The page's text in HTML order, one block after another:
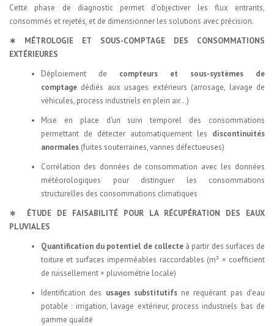
Cette phase de diagnostic permet d'objectiver les flux entrants,
consommés et rejetés, et de dimensionner les solutions avec précision.
∗ MÉTROLOGIE ET SOUS-COMPTAGE DES CONSOMMATIONS
EXTÉRIEURES
Déploiement de compteurs et sous-systèmes de
comptage dédiés aux usages extérieurs (arrosage, lavage de
véhicules, process industriels en plein air…)
Mise en place d'un suivi temporel des consommations
permettant de détecter automatiquement les discontinuités
anormales (fuites souterraines, vannes défectueuses)
Corrélation des données de consommation avec les données
météorologiques pour distinguer les consommations
structurelles des consommations climatiques
∗ ÉTUDE DE FAISABILITÉ POUR LA RÉCUPÉRATION DES EAUX
PLUVIALES
Quantification du potentiel de collecte à partir des surfaces de
toiture et surfaces imperméables raccordables (m² × coefficient
de ruissellement × pluviométrie locale)
Identification des usages substitutifs ne requérant pas d'eau
potable : irrigation, lavage extérieur, process industriels bas de
gamme qualité